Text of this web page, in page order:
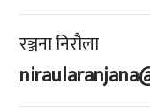
रञ्जना निरौला